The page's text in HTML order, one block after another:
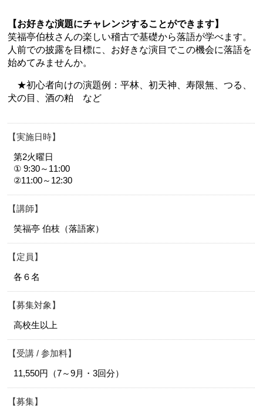
【お好きな演題にチャレンジすることができます】
笑福亭伯枝さんの楽しい稽古で基礎から落語が学べます。
人前での披露を目標に、お好きな演目でこの機会に落語を
始めてみませんか。
★初心者向けの演題例：平林、初天神、寿限無、つる、
犬の目、酒の粕 など
実施日時
第2火曜日
① 9:30～11:00
②11:00～12:30
講師
笑福亭 伯枝（落語家）
定員
各６名
募集対象
高校生以上
受講 / 参加料
11,550円（7～9月・3回分）
募集